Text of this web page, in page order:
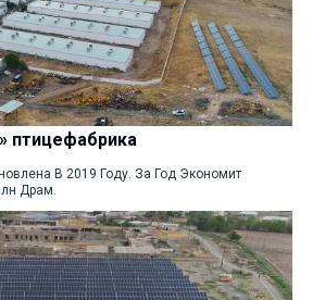
птицефабрика
В 2019 Году. За Год Экономит
Драм.